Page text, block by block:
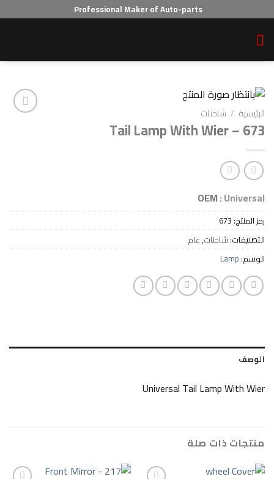
Professional Maker of Auto-parts
شاحنات
Tail Lamp With
OEM :
,عام
Universal Tail
صلة